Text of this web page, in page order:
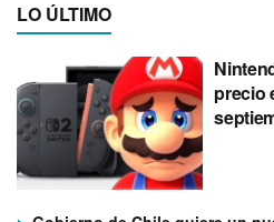
LO ÚLTIMO
precio